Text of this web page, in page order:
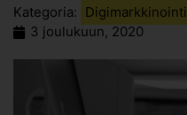
Kategoria: Digimarkkinointi
3 joulukuun, 2020